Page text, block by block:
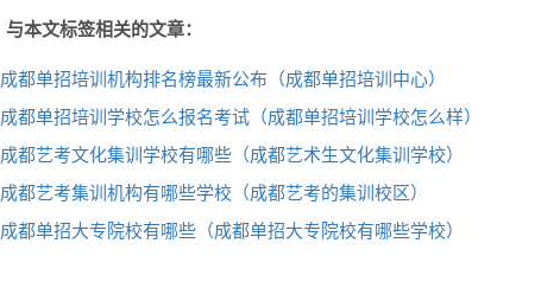
与本文标签相关的文章：
成都单招培训机构排名榜最新公布（成都单招培训中心）
成都单招培训学校怎么报名考试（成都单招培训学校怎么样）
成都艺考文化集训学校有哪些（成都艺术生文化集训学校）
成都艺考集训机构有哪些学校（成都艺考的集训校区）
成都单招大专院校有哪些（成都单招大专院校有哪些学校）